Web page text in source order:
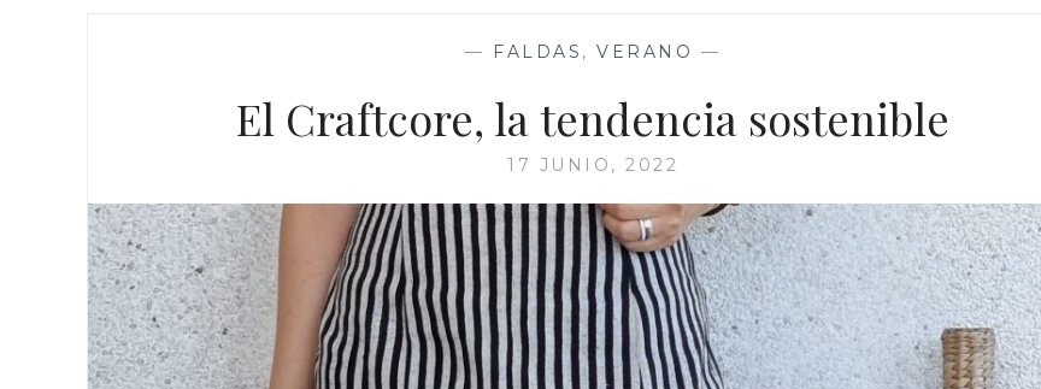
— FALDAS , VERANO —
El Craftcore, la tendencia sostenible
17 JUNIO, 2022